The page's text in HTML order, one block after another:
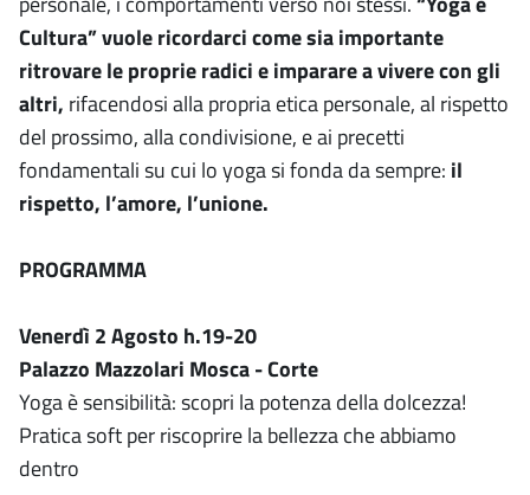
Cultura” vuole ricordarci come sia importante
ritrovare le proprie radici e imparare a vivere con gli
altri, rifacendosi alla propria etica personale, al rispetto
del prossimo, alla condivisione, e ai precetti
fondamentali su cui lo yoga si fonda da sempre: il
rispetto, l’amore, l’unione.
PROGRAMMA
Venerdì 2 Agosto h.19-20
Palazzo Mazzolari Mosca - Corte
Yoga è sensibilità: scopri la potenza della dolcezza!
Pratica soft per riscoprire la bellezza che abbiamo
dentro